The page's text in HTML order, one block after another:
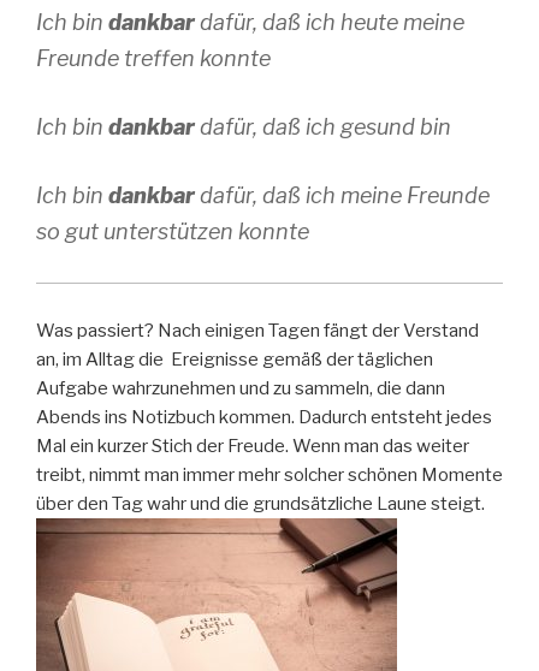
Ich bin dankbardafür, daß ich heute meine
Freunde treffen konnte
Ich bin dankbardafür, daß ich gesund bin
Ich bin dankbardafür, daß ich meine Freunde
so gut unterstützen konnte
Was passiert? Nach einigen Tagen fängt der Verstand
an, im Alltag die Ereignisse gemäß der täglichen
Aufgabe wahrzunehmen und zu sammeln, die dann
Abends ins Notizbuch kommen. Dadurch entsteht jedes
Mal ein kurzer Stich der Freude. Wenn man das weiter
treibt, nimmt man immer mehr solcher schönen Momente
über den Tag wahr und die grundsätzliche Laune steigt.